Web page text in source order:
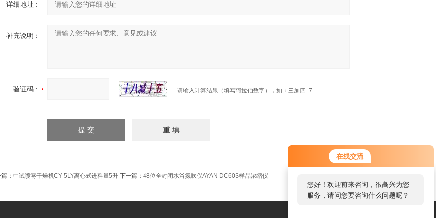
在线交流
您好！欢迎前来咨询，很高兴为您
服务，请问您要咨询什么问题呢？
详细地址：
补充说明：
验证码： 请输入计算结果（填写阿拉伯数字），如：三加四=7
： 中试喷雾干燥机CY-5LY离心式进料量5升 下一篇： 48位全封闭水浴氮吹仪AYAN-DC60S样品浓缩仪